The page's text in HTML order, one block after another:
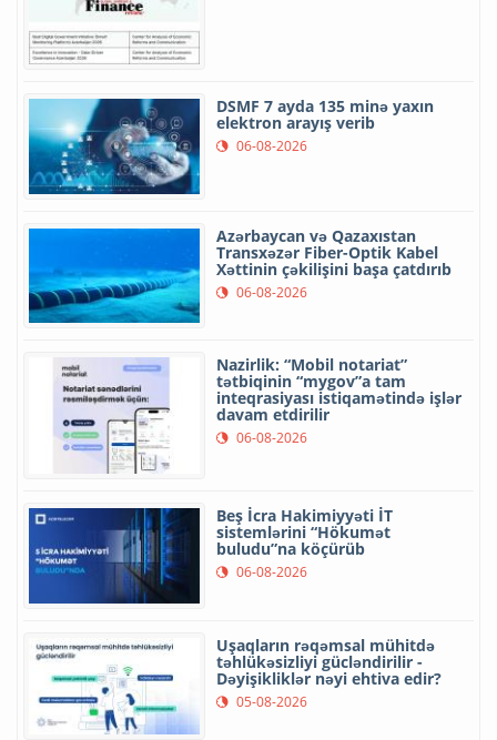
DSMF 7 ayda 135 minə yaxın
elektron arayış verib
06-08-2026
Azərbaycan və Qazaxıstan
Transxəzər Fiber-Optik Kabel
Xəttinin çəkilişini başa çatdırıb
06-08-2026
Nazirlik: “Mobil notariat”
tətbiqinin “mygov”a tam
inteqrasiyası istiqamətində işlər
davam etdirilir
06-08-2026
Beş İcra Hakimiyyəti İT
sistemlərini “Hökumət
buludu”na köçürüb
06-08-2026
Uşaqların rəqəmsal mühitdə
təhlükəsizliyi gücləndirilir -
Dəyişikliklər nəyi ehtiva edir?
05-08-2026